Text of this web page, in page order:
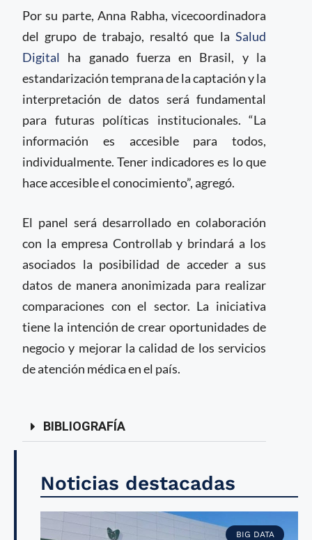
Por su parte, Anna Rabha, vicecoordinadora
del grupo de trabajo, resaltó que la Salud
Digital ha ganado fuerza en Brasil, y la
estandarización temprana de la captación y la
interpretación de datos será fundamental
para futuras políticas institucionales. “La
información es accesible para todos,
individualmente. Tener indicadores es lo que
hace accesible el conocimiento”, agregó.
El panel será desarrollado en colaboración
con la empresa Controllab y brindará a los
asociados la posibilidad de acceder a sus
datos de manera anonimizada para realizar
comparaciones con el sector. La iniciativa
tiene la intención de crear oportunidades de
negocio y mejorar la calidad de los servicios
de atención médica en el país.
BIBLIOGRAFÍA
Noticias destacadas
BIG DATA